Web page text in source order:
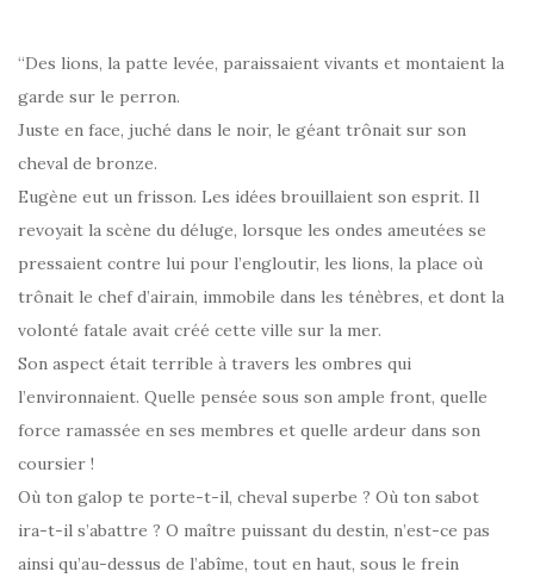
“Des lions, la patte levée, paraissaient vivants et montaient la
garde sur le perron.
Juste en face, juché dans le noir, le géant trônait sur son
cheval de bronze.
Eugène eut un frisson. Les idées brouillaient son esprit. Il
revoyait la scène du déluge, lorsque les ondes ameutées se
pressaient contre lui pour l’engloutir, les lions, la place où
trônait le chef d’airain, immobile dans les ténèbres, et dont la
volonté fatale avait créé cette ville sur la mer.
Son aspect était terrible à travers les ombres qui
l’environnaient. Quelle pensée sous son ample front, quelle
force ramassée en ses membres et quelle ardeur dans son
coursier !
Où ton galop te porte-t-il, cheval superbe ? Où ton sabot
ira-t-il s’abattre ? O maître puissant du destin, n’est-ce pas
ainsi qu’au-dessus de l’abîme, tout en haut, sous le frein